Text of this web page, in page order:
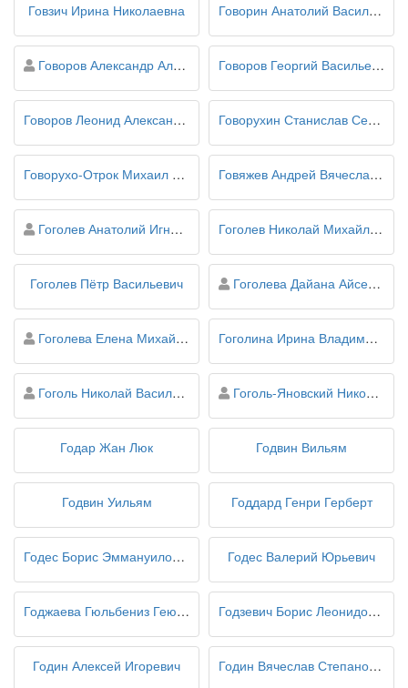
Говзич Ирина Николаевна Говорин Анатолий Васильевич
персона
Говоров Александр Алексеевич Говоров Георгий Васильевич
Говоров Леонид Александрович Говорухин Станислав Сергеевич
Говорухо-Отрок Михаил Яковлевич Говяжев Андрей Вячеславович
персона
Гоголев Анатолий Игнатьевич Гоголев Николай Михайлович
Гоголев Пётр Васильевич персона
Гоголева Дайана Айсеновна
персона
Гоголева Елена Михайловна Гоголина Ирина Владимировна
персона
Гоголь Николай Васильевич персона
Гоголь-Яновский Николай Васильевич
Годар Жан Люк Годвин Вильям
Годвин Уильям Годдард Генри Герберт
Годес Борис Эммануилович Годес Валерий Юрьевич
Годжаева Гюльбениз Геюш гызы Годзевич Борис Леонидович
Годин Алексей Игоревич Годин Вячеслав Степанович